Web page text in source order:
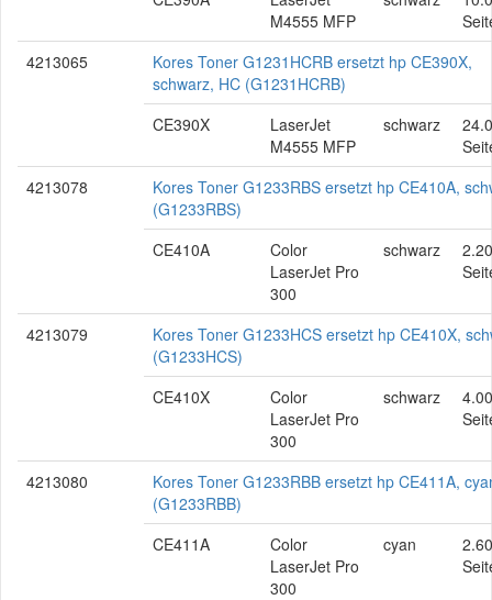
M4555 MFP
4213065
Kores Toner G1231HCRB ersetzt hp CE390X,
schwarz, HC (G1231HCRB)
CE390X
LaserJet
M4555 MFP
schwarz
4213078
Kores Toner G1233RBS ersetzt hp CE410A,
(G1233RBS)
CE410A
Color
LaserJet Pro
300
schwarz
4213079
Kores Toner G1233HCS ersetzt hp CE410X,
(G1233HCS)
CE410X
Color
LaserJet Pro
300
schwarz
4213080
Kores Toner G1233RBB ersetzt hp CE411A,
(G1233RBB)
CE411A
Color
LaserJet Pro
300
cyan